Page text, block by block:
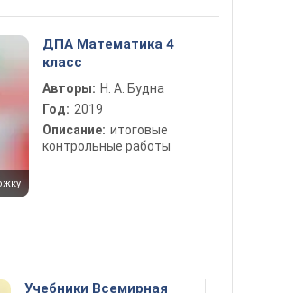
ДПА Математика 4
класс
Авторы: Н. А. Будна
Год: 2019
Описание: итоговые
контрольные работы
Учебники Всемирная